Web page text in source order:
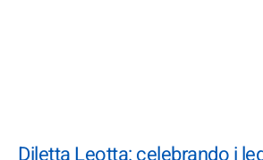
Diletta Leotta: celebrando i